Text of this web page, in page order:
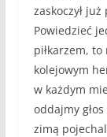
zaskoczył
Powiedzieć
piłkarzem,
kolejowym
w każdym
oddajmy
zimą